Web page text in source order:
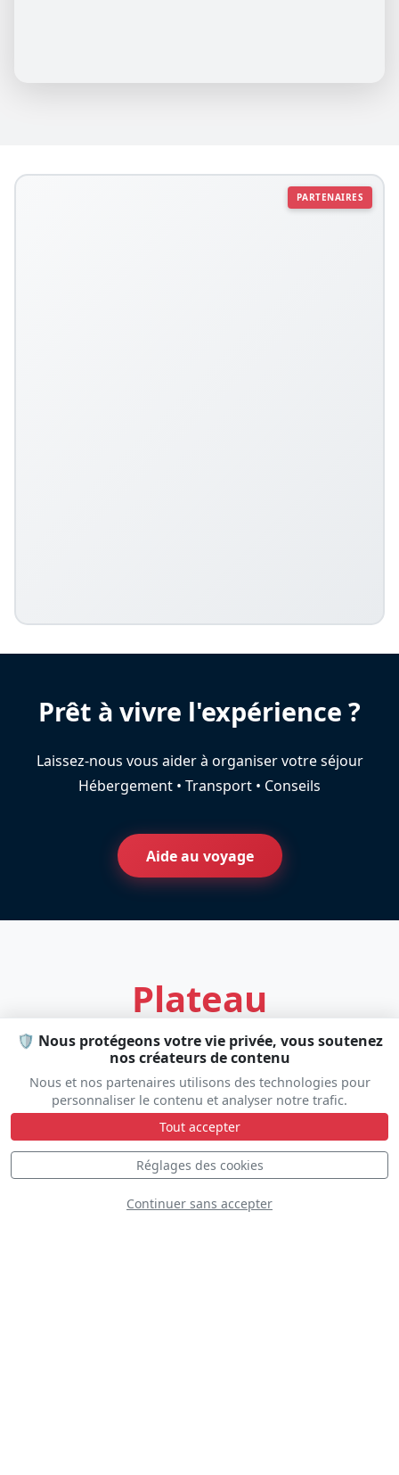
🛡️ Nous protégeons votre vie privée, vous soutenez
nos créateurs de contenu
Nous et nos partenaires utilisons des technologies pour
personnaliser le contenu et analyser notre trafic.
Tout accepter
Réglages des cookies
Continuer sans accepter
PARTENAIRES
Prêt à vivre l'expérience ?
Laissez-nous vous aider à organiser votre séjour
Hébergement • Transport • Conseils
Aide au voyage
Plateau
S Statique D Dynamique